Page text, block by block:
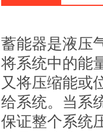
蓄能器是液压
将系统中的能
又将压缩能或
给系统。当系
保证整个系统